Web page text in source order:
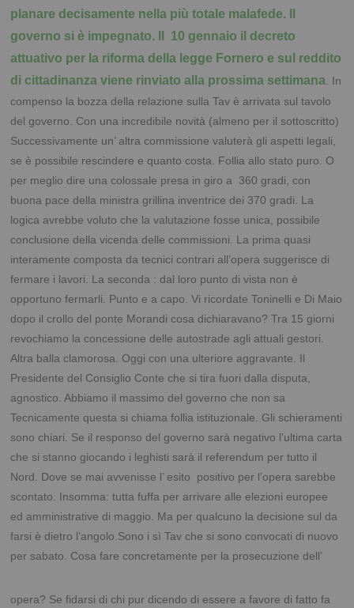
planare decisamente nella più totale malafede. Il
governo si è impegnato. Il 10 gennaio il decreto
attuativo per la riforma della legge Fornero e sul reddito
di cittadinanza viene rinviato alla prossima settimana . In
compenso la bozza della relazione sulla Tav è arrivata sul tavolo
del governo. Con una incredibile novità (almeno per il sottoscritto)
Successivamente un’ altra commissione valuterà gli aspetti legali,
se è possibile rescindere e quanto costa. Follia allo stato puro. O
per meglio dire una colossale presa in giro a 360 gradi, con
buona pace della ministra grillina inventrice dei 370 gradi. La
logica avrebbe voluto che la valutazione fosse unica, possibile
conclusione della vicenda delle commissioni. La prima quasi
interamente composta da tecnici contrari all’opera suggerisce di
fermare i lavori. La seconda : dal loro punto di vista non è
opportuno fermarli. Punto e a capo. Vi ricordate Toninelli e Di Maio
dopo il crollo del ponte Morandi cosa dichiaravano? Tra 15 giorni
revochiamo la concessione delle autostrade agli attuali gestori.
Altra balla clamorosa. Oggi con una ulteriore aggravante. Il
Presidente del Consiglio Conte che si tira fuori dalla disputa,
agnostico. Abbiamo il massimo del governo che non sa
Tecnicamente questa si chiama follia istituzionale. Gli schieramenti
sono chiari. Se il responso del governo sarà negativo l’ultima carta
che si stanno giocando i leghisti sarà il referendum per tutto il
Nord. Dove se mai avvenisse l’ esito positivo per l’opera sarebbe
scontato. Insomma: tutta fuffa per arrivare alle elezioni europee
ed amministrative di maggio. Ma per qualcuno la decisione sul da
farsi è dietro l’angolo.Sono i sì Tav che si sono convocati di nuovo
per sabato. Cosa fareconcretamente per la prosecuzione dell’
opera? Se fidarsi di chi pur dicendo di essere a favore di fatto fa